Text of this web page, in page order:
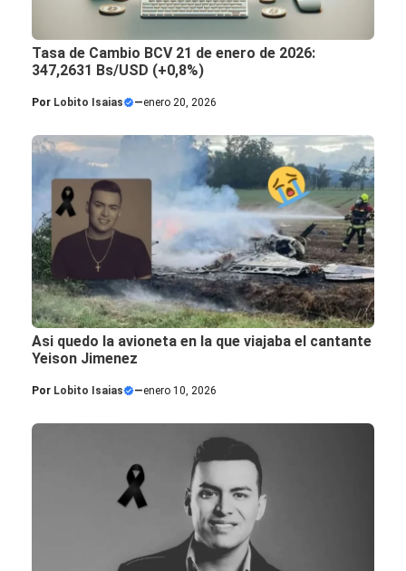
Tasa de Cambio BCV 21 de enero de 2026:
347,2631 Bs/USD (+0,8%)
Por Lobito Isaias —enero 20, 2026
Asi quedo la avioneta en la que viajaba el cantante
Yeison Jimenez
Por Lobito Isaias —enero 10, 2026